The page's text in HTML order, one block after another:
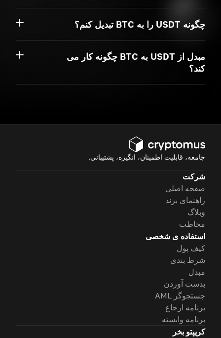
چگونه USDT را به BTC تبدیل کنم؟
مبدل از USDT به BTC چگونه کار می
کند؟
جامعه، قابلیت اطمینان، انگیزه، پشتیبانی.
شرکت
صفحه اصلی
راهنمای برند
وبلاگ
مخاطب
استفاده ی شخصی
کیف پول
شرط بندی
مبدل
بدست آوردن
جستجوگر AML
برنامه ارجاع
برنامه وابسته
کریپتو بخر